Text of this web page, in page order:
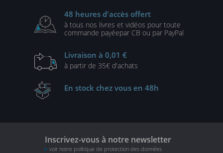
48 heures d'accès offert
à tous nos livres et vidéos pour toute
commande payéepar CB ou par PayPal
Livraison à 0,01 €
à partir de 35€ d'achats
En stock chez vous en 48h
Inscrivez-vous à notre newsletter
voir notre politique de protection des données